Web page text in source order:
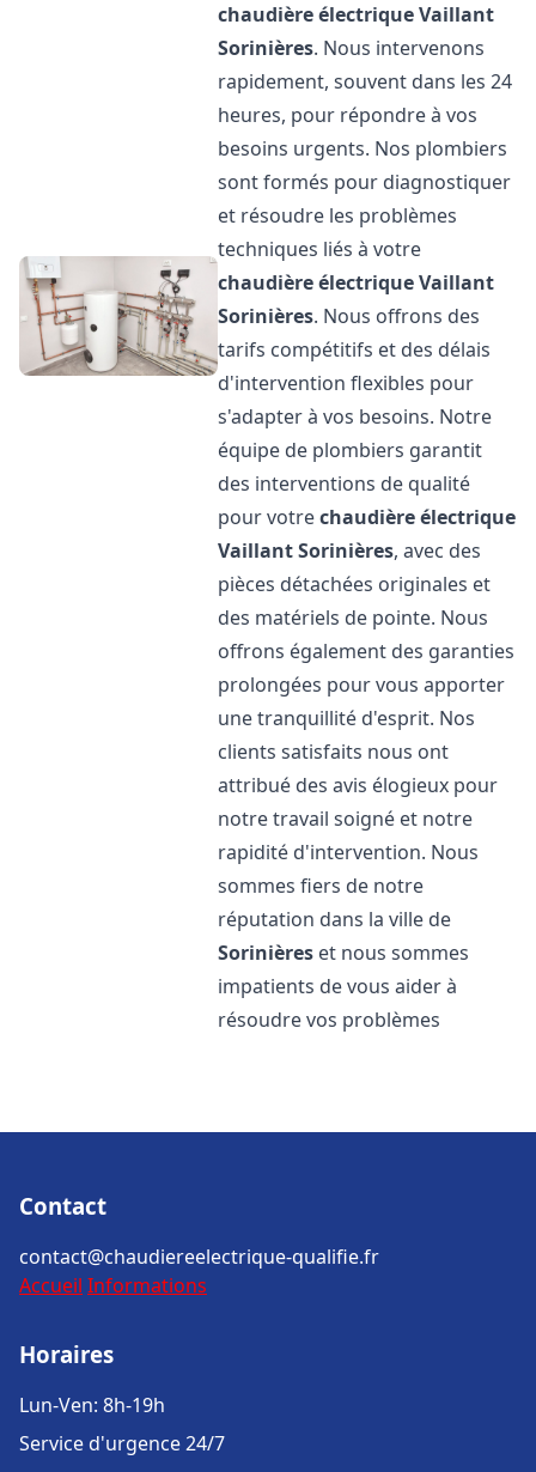
chaudière électrique Vaillant
Sorinières. Nous intervenons
rapidement, souvent dans les 24
heures, pour répondre à vos
besoins urgents. Nos plombiers
sont formés pour diagnostiquer
et résoudre les problèmes
techniques liés à votre
chaudière électrique Vaillant
Sorinières. Nous offrons des
tarifs compétitifs et des délais
d'intervention flexibles pour
s'adapter à vos besoins. Notre
équipe de plombiers garantit
des interventions de qualité
pour votrechaudière électrique
VaillantSorinières, avec des
pièces détachées originales et
des matériels de pointe. Nous
offrons également des garanties
prolongées pour vous apporter
une tranquillité d'esprit. Nos
clients satisfaits nous ont
attribué des avis élogieux pour
notre travail soigné et notre
rapidité d'intervention. Nous
sommes fiers de notre
réputation dans la ville de
Sorinières et nous sommes
impatients de vous aider à
résoudre vos problèmes
Contact
contact@chaudiereelectrique-qualifie.fr
Accueil Informations
Horaires
Lun-Ven: 8h-19h
Service d'urgence 24/7